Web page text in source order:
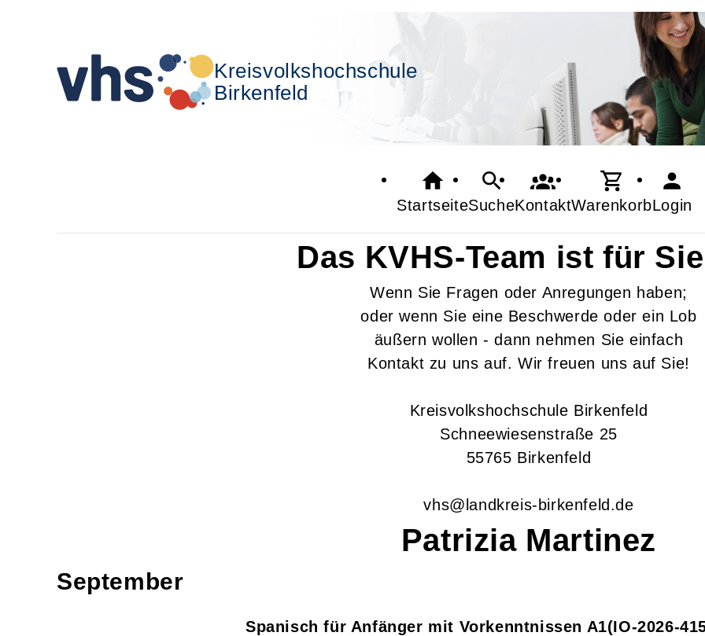
Kreisvolkshochschule
Birkenfeld
StartseiteSucheKontaktWarenkorbLogin
Das KVHS-Team ist für
Wenn Sie Fragen oder Anregungen haben;
oder wenn Sie eine Beschwerde oder ein Lob
äußern wollen - dann nehmen Sie einfach
Kontakt zu uns auf. Wir freuen uns auf Sie!
Kreisvolkshochschule Birkenfeld
Schneewiesenstraße 25
55765 Birkenfeld
vhs@landkreis-birkenfeld.de
Patrizia Martinez
September
Spanisch für Anfänger mit Vorkenntnissen A1 IO-2026-